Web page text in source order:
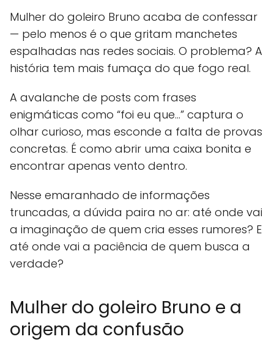
Mulher do goleiro Bruno acaba de confessar
— pelo menos é o que gritam manchetes
espalhadas nas redes sociais. O problema? A
história tem mais fumaça do que fogo real.
A avalanche de posts com frases
enigmáticas como “foi eu que...” captura o
olhar curioso, mas esconde a falta de provas
concretas. É como abrir uma caixa bonita e
encontrar apenas vento dentro.
Nesse emaranhado de informações
truncadas, a dúvida paira no ar: até onde vai
a imaginação de quem cria esses rumores? E
até onde vai a paciência de quem busca a
verdade?
Mulher do goleiro Bruno e a
origem da confusão